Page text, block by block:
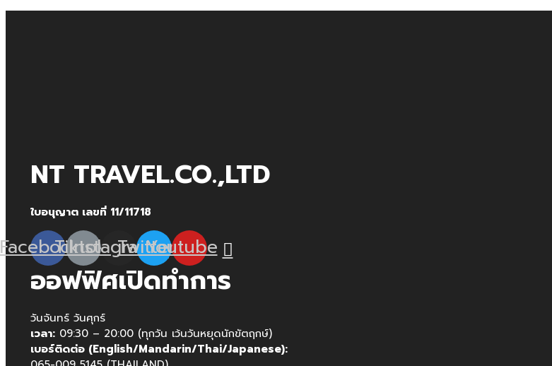
NT TRAVEL.CO.,LTD
ใบอนุญาต เลขที่ 11/11718
Tiktok
Instagram
TwitterYoutube
ออฟฟิศเปิดทำการ
วันจันทร์ วันศุกร์
เวลา: 09:30 – 20:00 (ทุกวัน เว้นวันหยุดนักขัตฤกษ์)
เบอร์ติดต่อ (English/Mandarin/Thai/Japanese):